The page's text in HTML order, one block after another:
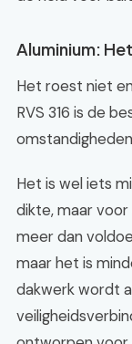
Aluminium:
Het roest niet
RVS 316 is de
Het is wel iets
dikte, maar
meer dan
maar het is
dakwerk wordt